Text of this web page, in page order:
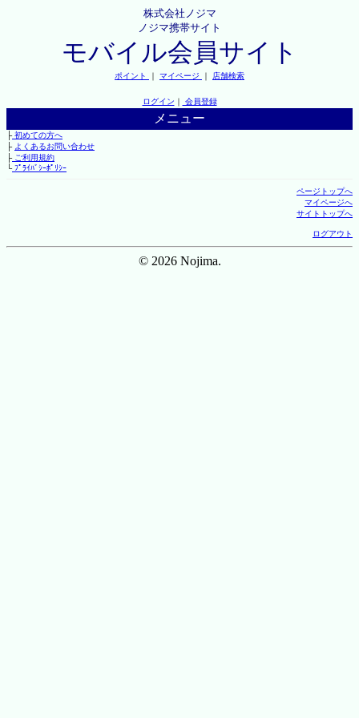
株式会社ノジマ
ノジマ携帯サイト
モバイル会員サイト
ポイント ｜ マイページ ｜ 店舗検索
ログイン ｜ 会員登録
メニュー
├初めての方へ
├ よくあるお問い合わせ
├ご利用規約
└ﾌﾟﾗｲﾊﾞｼｰﾎﾟﾘｼｰ
ページトップへ
マイページへ
サイトトップへ
ログアウト
© 2026 Nojima.